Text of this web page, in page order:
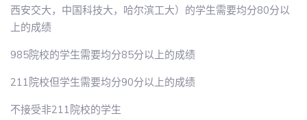
西安交大，中国科技大，哈尔滨工大）的学生需要均分80分以
上的成绩
985院校的学生需要均分85分以上的成绩
211院校但学生需要均分90分以上的成绩
不接受非211院校的学生